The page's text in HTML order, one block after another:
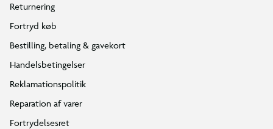
Returnering
Fortryd køb
Bestilling, betaling & gavekort
Handelsbetingelser
Reklamationspolitik
Reparation af varer
Fortrydelsesret